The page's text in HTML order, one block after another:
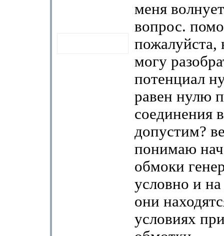
меня
вопрос.
пожалуйста,
могу
потенциал
равен нулю
соединения
допустим?
понимаю
обмоки
условно и
они
условиях